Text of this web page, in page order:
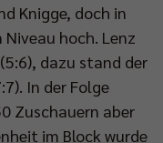
Knigge, doch in
Niveau hoch. Lenz
dazu stand der
In der Folge
Zuschauern aber
im Block wurde